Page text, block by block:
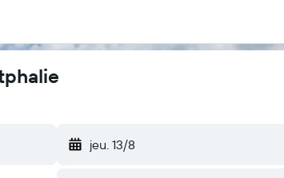
jeu. 13/8